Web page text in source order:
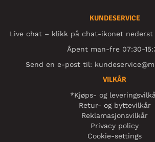
KUNDESERVICE
Live chat – klikk på chat-ikonet nederst
Åpent man-fre 07:30-
Send en e-post til:
VILKÅR
*Kjøps- og
Retur- og byttevilkår
Reklamasjonsvilkår
Privacy policy
Cookie-settings